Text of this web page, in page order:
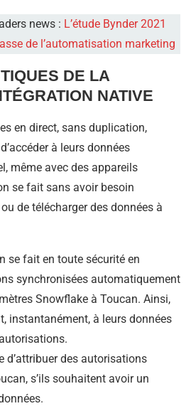
news : L’étude Bynder 2021
de l’automatisation marketing
DE LA
NATIVE
en direct, sans duplication,
à leurs données
même avec des appareils
se fait sans avoir besoin
de télécharger des données à
se fait en toute sécurité en
synchronisées automatiquement
Snowflake à Toucan. Ainsi,
instantanément, à leurs données
d’attribuer des autorisations
s’ils souhaitent avoir un